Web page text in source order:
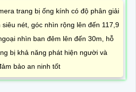
trang bị ống kính có độ phân giải
nét, góc nhìn rộng lên đến 117,9
nhìn ban đêm lên đến 30m, hỗ
bị khả năng phát hiện người và
bảo an ninh tốt